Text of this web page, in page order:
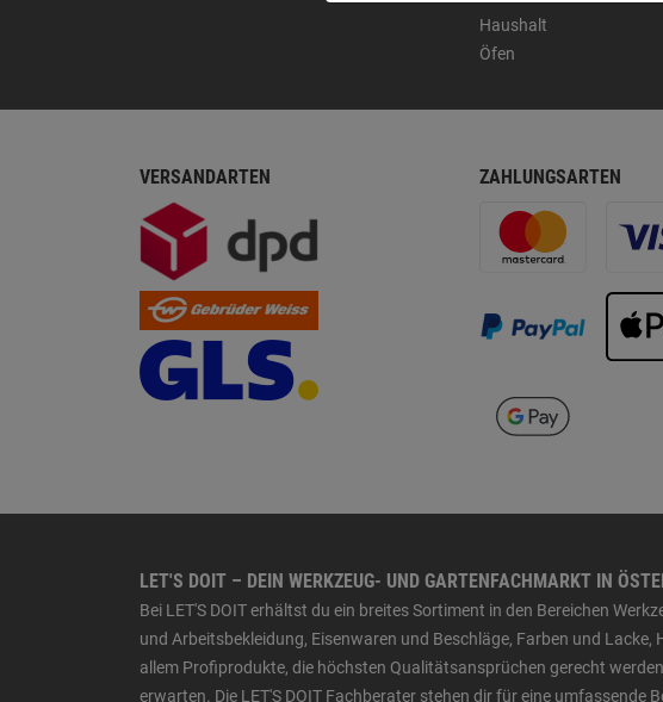
Haushalt
Öfen
VERSANDARTEN ZAHLUNGSARTEN
LET'S DOIT – DEIN WERKZEUG- UND GARTENFACHMARKT IN
Bei LET'S DOIT erhältst du ein breites Sortiment in den Bereichen
und Arbeitsbekleidung, Eisenwaren und Beschläge, Farben und
allem Profiprodukte, die höchsten Qualitätsansprüchen gerecht
erwarten. Die LET'S DOIT Fachberater stehen dir für eine umfassende